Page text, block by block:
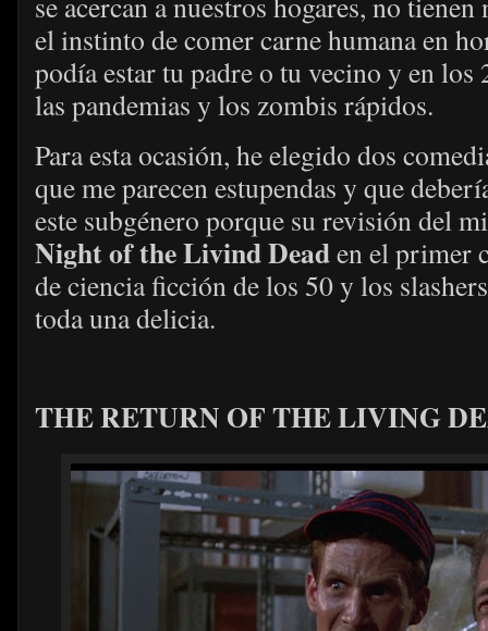
el instinto de comer carne humana en
podía estar tu padre o tu vecino y en
las pandemias y los zombis rápidos.
Para esta ocasión, he elegido dos
que me parecen estupendas y que
este subgénero porque su revisión del
Night of the Livind Deaden el primer
de ciencia ficción de los 50 y los
toda una delicia.
THE RETURN OF THE LIVING